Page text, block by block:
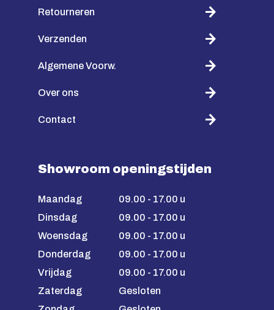
Retourneren
Verzenden
Algemene Voorw.
Over ons
Contact
Showroom openingstijden
Maandag
09.00 - 17.00 u
Dinsdag
09.00 - 17.00 u
Woensdag
09.00 - 17.00 u
Donderdag
09.00 - 17.00 u
Vrijdag
09.00 - 17.00 u
Zaterdag
Gesloten